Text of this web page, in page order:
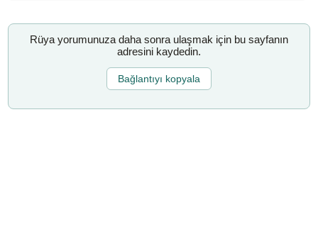
Rüya yorumunuza daha sonra ulaşmak için bu sayfanın
adresini kaydedin.
Bağlantıyı kopyala